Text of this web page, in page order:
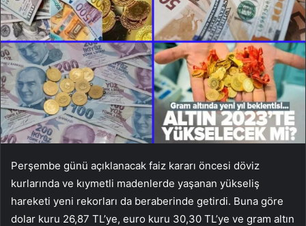
Perşembe günü açıklanacak faiz kararı öncesi döviz
kurlarında ve kıymetli madenlerde yaşanan yükseliş
hareketi yeni rekorları da beraberinde getirdi. Buna göre
dolar kuru 26,87 TL’ye, euro kuru 30,30 TL’ye ve gram altın